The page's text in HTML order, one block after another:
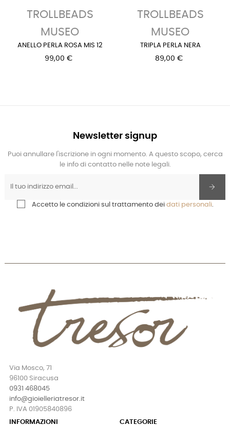
TROLLBEADS
MUSEO
ANELLO PERLA ROSA MIS 12
99,00 €
TROLLBEADS
MUSEO
TRIPLA PERLA NERA
89,00 €
Newsletter signup
Puoi annullare l'iscrizione in ogni momento. A questo scopo, cerca
le info di contatto nelle note legali.
Accetto le condizioni sul trattamento dei dati personali.
Via Mosco, 71
96100 Siracusa
0931 468045
info@gioielleriatresor.it
P. IVA 01905840896
INFORMAZIONI
CATEGORIE